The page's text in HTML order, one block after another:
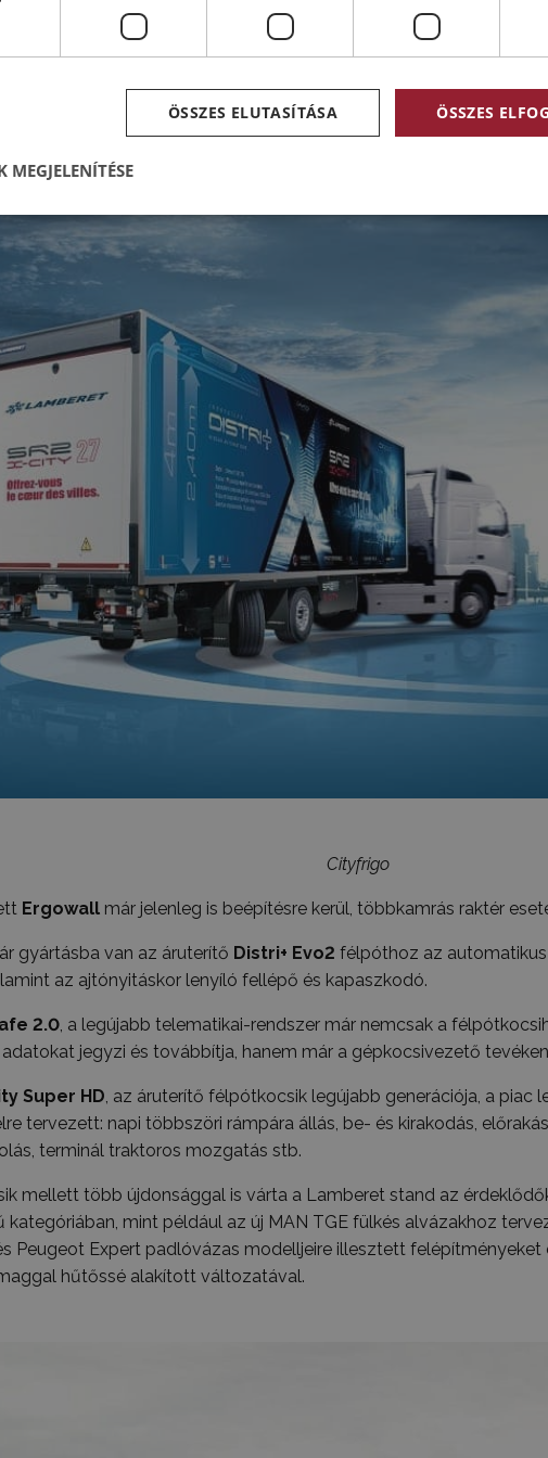
szériagyártásban kerül beépítésre, teljes egészében integrálva a
a „Trailer Award 2016” díjat – a pótkocsiknak járó
Cityfrigo
Ergowall már jelenleg is beépítésre kerül, többkamrás raktér
gyártásba van az áruterítő Distri+ Evo2 félpóthoz az
az ajtónyitáskor lenyíló fellépő és kapaszkodó.
2.0, a legújabb telematikai-rendszer már nemcsak a
jegyzi és továbbítja, hanem már a gépkocsivezető
Super HD, az áruterítő félpótkocsik legújabb generációja, a piac
tervezett: napi többszöri rámpára állás, be- és kirakodás,
terminál traktoros mozgatás stb.
mellett több újdonsággal is várta a Lamberet stand az
kategóriában, mint például az új MAN TGE fülkés alvázakhoz
Peugeot Expert padlóvázas modelljeire illesztett felépítményeket
hűtőssé alakított változatával.
ÖSSZES
ÖSSZES ELUTASÍTÁSA
MEGJELENÍTÉSE